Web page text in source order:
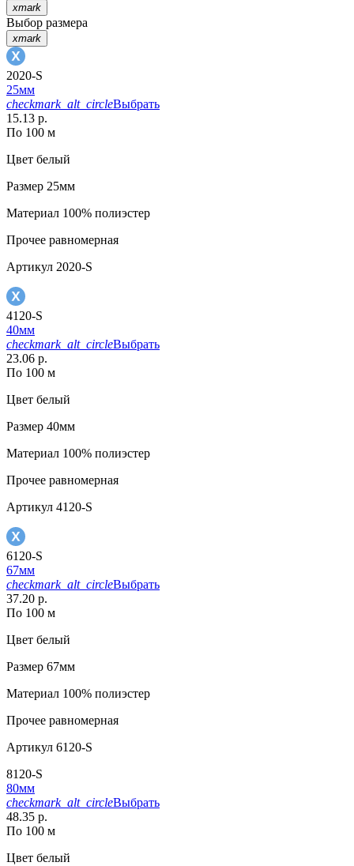
xmark
Выбор размера
xmark
2020-S
25мм
checkmark_alt_circleВыбрать
15.13 р.
По 100 м
Цвет белый
Размер 25мм
Материал 100% полиэстер
Прочее равномерная
Артикул 2020-S
4120-S
40мм
checkmark_alt_circleВыбрать
23.06 р.
По 100 м
Цвет белый
Размер 40мм
Материал 100% полиэстер
Прочее равномерная
Артикул 4120-S
6120-S
67мм
checkmark_alt_circleВыбрать
37.20 р.
По 100 м
Цвет белый
Размер 67мм
Материал 100% полиэстер
Прочее равномерная
Артикул 6120-S
8120-S
80мм
checkmark_alt_circleВыбрать
48.35 р.
По 100 м
Цвет белый